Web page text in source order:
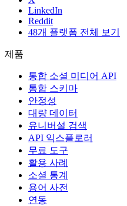
LinkedIn
Reddit
48개 플랫폼 전체 보기
제품
통합 소셜 미디어 API
통합 스키마
안정성
대량 데이터
유니버설 검색
API 익스플로러
무료 도구
활용 사례
소셜 통계
용어 사전
연동